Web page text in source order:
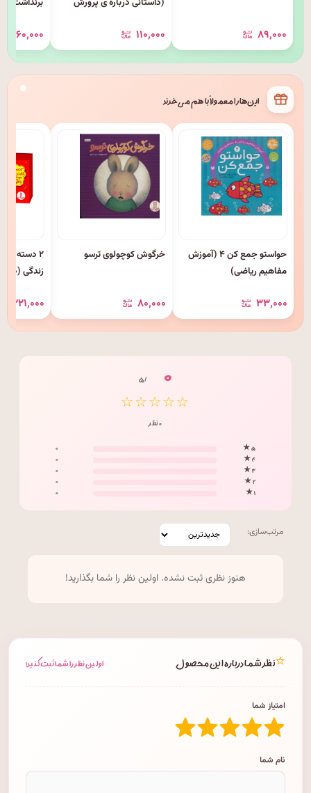
۸۹٬۰۰۰
(داستانی درباره ی پرورش
۱۱۰٬۰۰۰
برنداشت
۱۶۰٬۰۰۰
این‌ها را معمولاً با هم می‌خرند
حواستو جمع کن ۴ (آموزش
مفاهیم ریاضی)
۳۳٬۰۰۰
خرگوش کوچولوی ترسو
۸۰٬۰۰۰
۲ دسته
زندگی (۵۰ پرسش و ۵۰ پاسخ)
۲۲۱٬۰۰۰
۰ / ۵
☆☆☆☆☆
۰ نظر
۵ ★
۰
۴ ★
۰
۳ ★
۰
۲ ★
۰
۱ ★
۰
مرتب‌سازی:
هنوز نظری ثبت نشده. اولین نظر را شما بگذارید!
⭐نظر شما درباره این محصول اولین نظر را شما ثبت کنید!
امتیاز شما
نام شما